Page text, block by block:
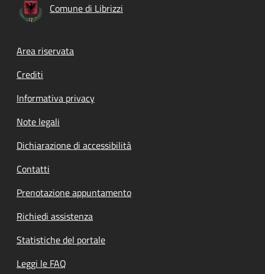
Comune di Librizzi
Footer menu
Area riservata
Crediti
Informativa privacy
Note legali
Dichiarazione di accessibilità
Contatti
Prenotazione appuntamento
Richiedi assistenza
Statistiche del portale
Leggi le FAQ